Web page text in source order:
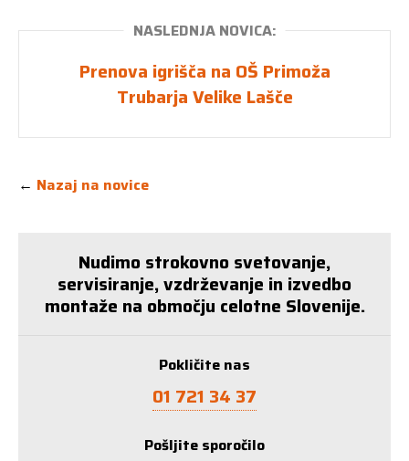
NASLEDNJA NOVICA:
Prenova igrišča na OŠ Primoža
Trubarja Velike Lašče
← Nazaj na novice
Nudimo strokovno svetovanje,
servisiranje, vzdrževanje in izvedbo
montaže na območju celotne Slovenije.
Pokličite nas
01 721 34 37
Pošljite sporočilo